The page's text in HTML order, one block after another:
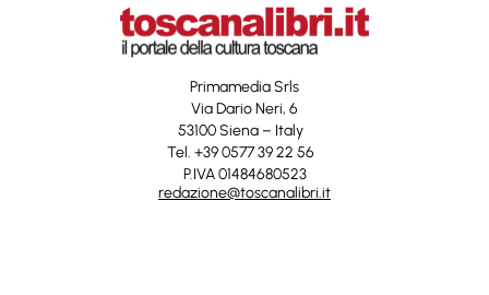
Primamedia Srls
Via Dario Neri, 6
53100 Siena – Italy
Tel. +39 0577 39 22 56
P.IVA 01484680523
redazione@toscanalibri.it